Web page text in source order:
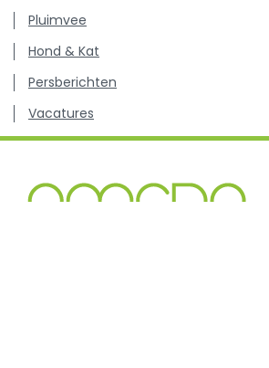
Pluimvee
Hond & Kat
Persberichten
Vacatures